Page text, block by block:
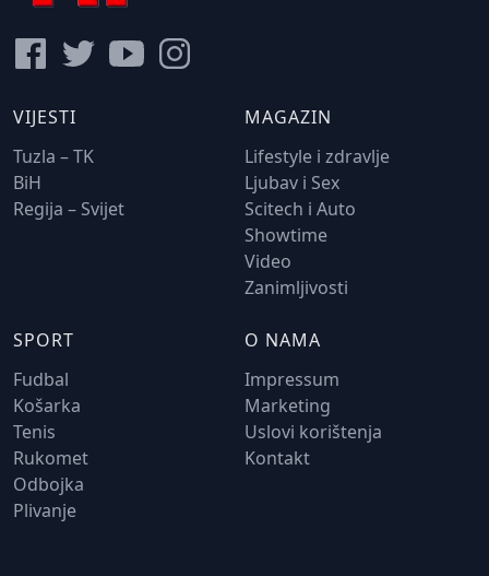
VIJESTI
Tuzla – TK
BiH
Regija – Svijet
MAGAZIN
Lifestyle i zdravlje
Ljubav i Sex
Scitech i Auto
Showtime
Video
Zanimljivosti
SPORT
Fudbal
Košarka
Tenis
Rukomet
Odbojka
Plivanje
O NAMA
Impressum
Marketing
Uslovi korištenja
Kontakt